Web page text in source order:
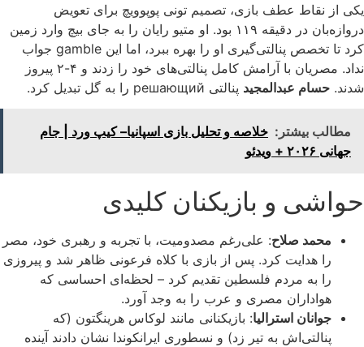
یکی از نقاط عطف بازی، تصمیم تونی پوپوویچ برای تعویض
دروازه‌بان در دقیقه ۱۱۹ بود. او متیو رایان را به جای بیچ وارد زمین
کرد تا تخصص پنالتی‌گیری او را بهره ببرد، اما این gamble جواب
نداد. مصریان با آرامش کامل پنالتی‌های خود را زدند و ۴-۲ پیروز
شدند. حسام عبدالمجید پنالتی решающий را به گل تبدیل کرد.
مطالب بیشتر: خلاصه و تحلیل بازی اسپانیا– کیپ ورد | جام
جهانی ۲۰۲۶ + ویدئو
حواشی و بازیکنان کلیدی
محمد صلاح: علی‌رغم مصدومیت، با تجربه و رهبری خود، مصر
را هدایت کرد. پس از بازی با کلاه فرعونی ظاهر شد و پیروزی
را به مردم فلسطین تقدیم کرد – لحظه‌ای احساسی که
هواداران مصری و عرب را به وجد آورد.
جوانان استرالیا: بازیکنانی مانند لوکاس هرینگتون (که
پنالتی‌اش به تیر زد) و نسطوری ایرانکوندا نشان دادند آینده